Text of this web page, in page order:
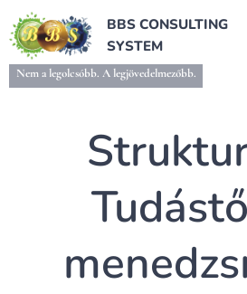
BBS CONSULTING
SYSTEM
Nem a legolcsóbb. A legjövedelmezőbb.